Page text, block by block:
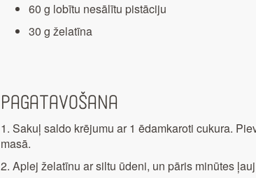
60 g lobītu nesālītu pistāciju
30 g želatīna
Pagatavošana
1. Sakuļ saldo krējumu ar 1 ēdamkaroti cukura.
masā.
2. Aplej želatīnu ar siltu ūdeni, un pāris minūtes